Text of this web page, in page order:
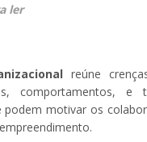
ler
reúne
comportamentos, e
podem motivar os